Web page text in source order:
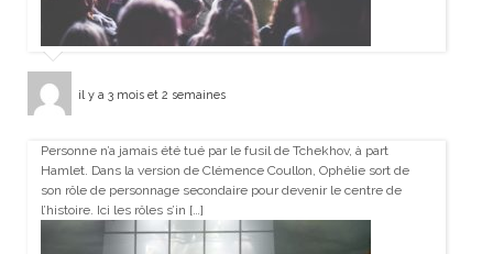
il y a 3 mois et 2 semaines
Personne n’a jamais été tué par le fusil de Tchekhov, à part
Hamlet. Dans la version de Clémence Coullon, Ophélie sort de
son rôle de personnage secondaire pour devenir le centre de
l’histoire. Ici les rôles s’in […]